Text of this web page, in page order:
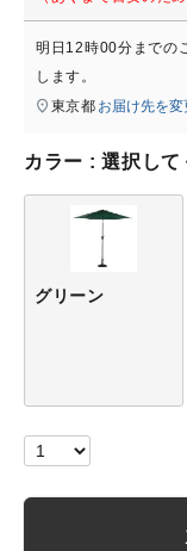
明日 12時00分 までの
します。
東京都 お届け先を変
カラー 選択して
グリーン